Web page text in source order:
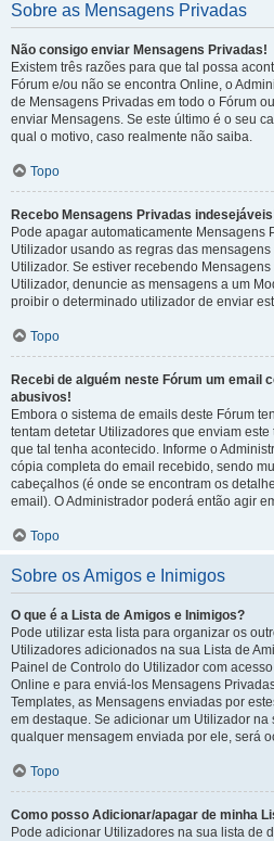
Sobre as Mensagens Privadas
Não consigo enviar Mensagens Privadas!
Existem três razões para que tal possa
Fórum e/ou não se encontra Online, o
de Mensagens Privadas em todo o Fórum
enviar Mensagens. Se este último é o seu
qual o motivo, caso realmente não saiba.
Topo
Recebo Mensagens Privadas
Pode apagar automaticamente Mensagens
Utilizador usando as regras das
Utilizador. Se estiver recebendo
Utilizador, denuncie as mensagens a um
proibir o determinado utilizador de enviar
Topo
Recebi de alguém neste Fórum um email
abusivos!
Embora o sistema de emails deste Fórum
tentam detetar Utilizadores que enviam
que tal tenha acontecido. Informe o
cópia completa do email recebido, sendo
cabeçalhos (é onde se encontram os
email). O Administrador poderá então agir
Topo
Sobre os Amigos e Inimigos
O que é a Lista de Amigos e Inimigos?
Pode utilizar esta lista para organizar os
Utilizadores adicionados na sua Lista de
Painel de Controlo do Utilizador com
Online e para enviá-los Mensagens
Templates, as Mensagens enviadas por
em destaque. Se adicionar um Utilizador na
qualquer mensagem enviada por ele, será
Topo
Como posso Adicionar/apagar de minha
Pode adicionar Utilizadores na sua lista de